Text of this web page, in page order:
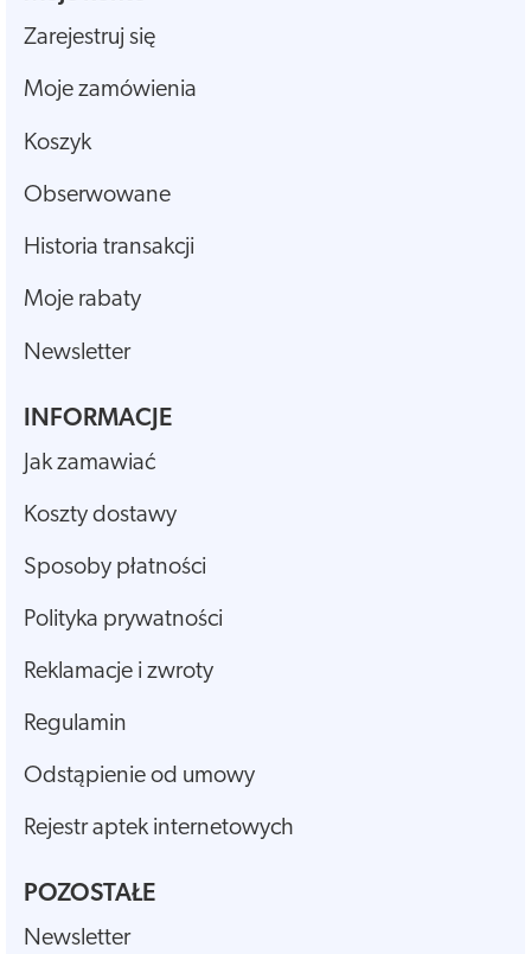
Zarejestruj się
Moje zamówienia
Koszyk
Obserwowane
Historia transakcji
Moje rabaty
Newsletter
INFORMACJE
Jak zamawiać
Koszty dostawy
Sposoby płatności
Polityka prywatności
Reklamacje i zwroty
Regulamin
Odstąpienie od umowy
Rejestr aptek internetowych
POZOSTAŁE
Newsletter